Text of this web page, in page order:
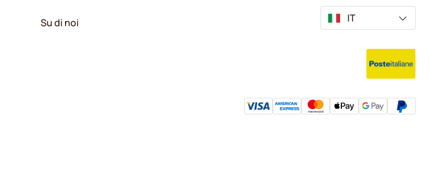
Su di noi IT